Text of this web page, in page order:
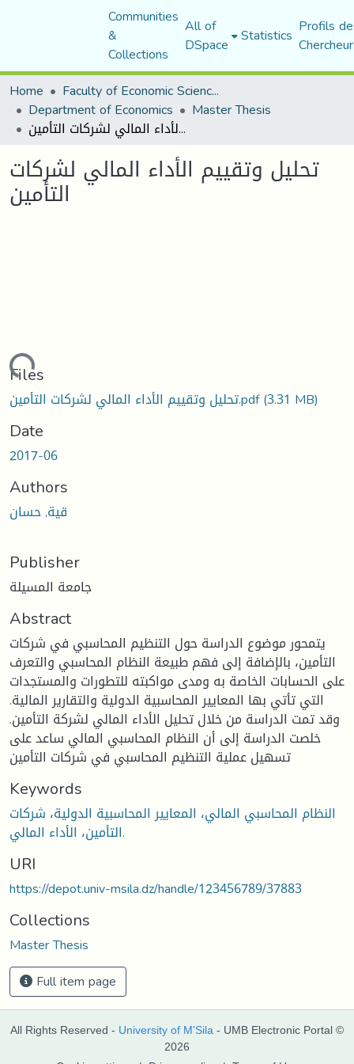
Communities
&
Collections
All of
DSpace Statistics Profils
Home
Faculty of Economic Sciences, Commerce and Management Sciences
Department of Economics Master Thesis
تحليل وتقييم الأداء المالي لشركات التأمين
تحليل وتقييم الأداء المالي لشركات
التأمين
Loading...
Files
تحليل وتقييم الأداء المالي لشركات التأمين.pdf(3.31 MB)
Date
2017-06
Authors
قية, حسان
Publisher
جامعة المسيلة
Abstract
يتمحور موضوع الدراسة حول التنظيم المحاسبي في شركات
التأمين، بالإضافة إلى فهم طبيعة النظام المحاسبي والتعرف
على الحسابات الخاصة به ومدى مواكبته للتطورات والمستجدات
التي تأتي بها المعايير المحاسبية الدولية والتقارير المالية.
وقد تمت الدراسة من خلال تحليل الأداء المالي لشركة التأمين.
خلصت الدراسة إلى أن النظام المحاسبي المالي ساعد على
تسهيل عملية التنظيم المحاسبي في شركات التأمين
Keywords
النظام المحاسبي المالي، المعايير المحاسبية الدولية، شركات
التأمين، الأداء المالي.
URI
https://depot.univ-msila.dz/handle/123456789/37883
Collections
Master Thesis
Full item page
All Rights Reserved - University of M'Sila - UMB Electronic Portal ©
2026